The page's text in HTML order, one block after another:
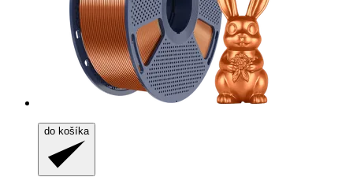
do košíka